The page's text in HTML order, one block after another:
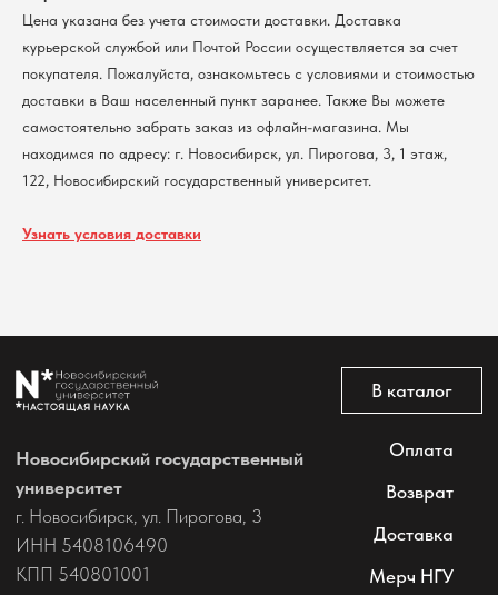
Цена указана без учета стоимости доставки. Доставка
курьерской службой или Почтой России осуществляется за счет
покупателя. Пожалуйста, ознакомьтесь с условиями и стоимостью
доставки в Ваш населенный пункт заранее. Также Вы можете
самостоятельно забрать заказ из офлайн-магазина. Мы
находимся по адресу: г. Новосибирск, ул. Пирогова, 3, 1 этаж,
122, Новосибирский государственный университет.
Узнать условия доставки
Все права защищены
Политика обработки персональных данных
Согласие на обработку персональных данных
пользователей сайта